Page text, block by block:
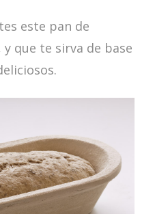
este pan de
que te sirva de base